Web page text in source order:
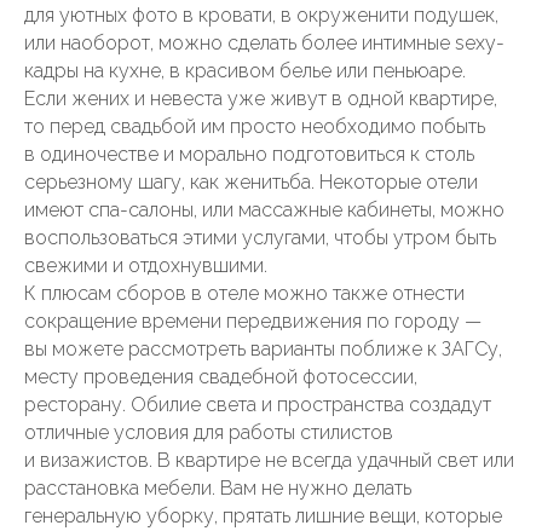
для уютных фото в кровати, в окруженити подушек,
или наоборот, можно сделать более интимные sexy-
кадры на кухне, в красивом белье или пеньюаре.
Если жених и невеста уже живут в одной квартире,
то перед свадьбой им просто необходимо побыть
в одиночестве и морально подготовиться к столь
серьезному шагу, как женитьба. Некоторые отели
имеют спа-салоны, или массажные кабинеты, можно
воспользоваться этими услугами, чтобы утром быть
свежими и отдохнувшими.
К плюсам сборов в отеле можно также отнести
сокращение времени передвижения по городу —
вы можете рассмотреть варианты поближе к ЗАГСу,
месту проведения свадебной фотосессии,
ресторану. Обилие света и пространства создадут
отличные условия для работы стилистов
и визажистов. В квартире не всегда удачный свет или
расстановка мебели. Вам не нужно делать
генеральную уборку, прятать лишние вещи, которые